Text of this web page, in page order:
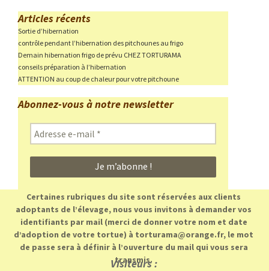
Articles récents
Sortie d’hibernation
contrôle pendant l’hibernation des pitchounes au frigo
Demain hibernation frigo de prévu CHEZ TORTURAMA
conseils préparation à l’hibernation
ATTENTION au coup de chaleur pour votre pitchoune
Abonnez-vous à notre newsletter
Adresse
e-
mail
Certaines rubriques du site sont réservées aux clients
adoptants de l’élevage, nous vous invitons à demander vos
identifiants par mail (merci de donner votre nom et date
d’adoption de votre tortue) à torturama@orange.fr, le mot
de passe sera à définir à l’ouverture du mail qui vous sera
transmis.
Visiteurs :